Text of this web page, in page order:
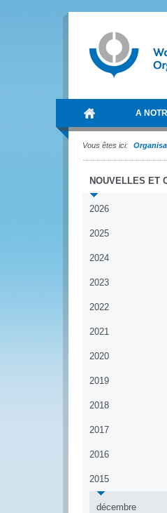
A
Vous êtes ici:
NOUVELLES ET
2026
2025
2024
2023
2022
2021
2020
2019
2018
2017
2016
2015
décembre